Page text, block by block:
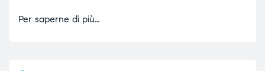
Per saperne di più…